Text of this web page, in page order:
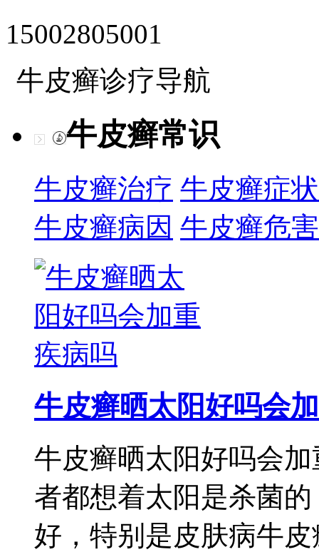
15002805001
牛皮癣诊疗导航
牛皮癣常识
牛皮癣治疗 牛皮癣症状
牛皮癣病因 牛皮癣危害
牛皮癣晒太阳好吗会加
牛皮癣晒太阳好吗会
者都想着太阳是杀菌
好，特别是皮肤病牛